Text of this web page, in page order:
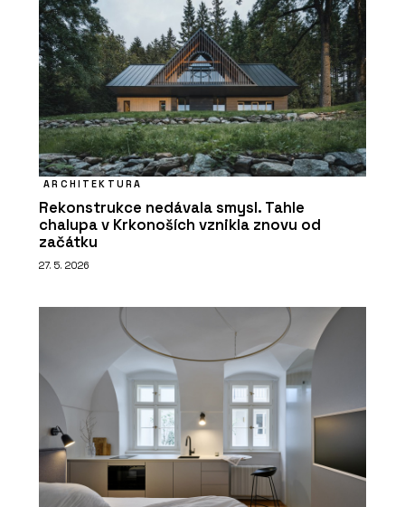
ARCHITEKTURA
Rekonstrukce nedávala smysl. Tahle
chalupa v Krkonoších vznikla znovu od
začátku
27. 5. 2026